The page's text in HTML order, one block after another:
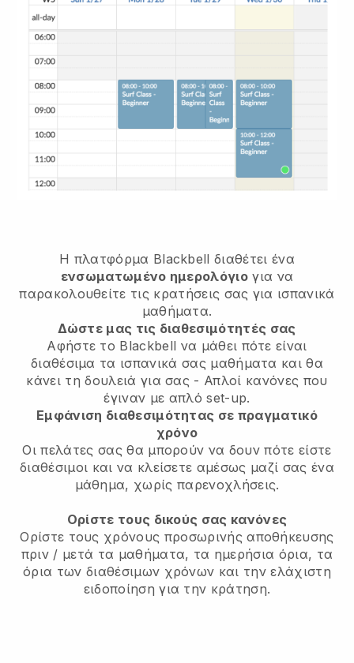
Η πλατφόρμα Blackbell διαθέτει ένα
ενσωματωμένο ημερολόγιο για να
παρακολουθείτε τις κρατήσεις σας για ισπανικά
μαθήματα.
Δώστε μας τις διαθεσιμότητές σας
Αφήστε το Blackbell να μάθει πότε είναι
διαθέσιμα τα ισπανικά σας μαθήματα και θα
κάνει τη δουλειά για σας - Απλοί κανόνες που
έγιναν με απλό set-up.
Εμφάνιση διαθεσιμότητας σε πραγματικό
χρόνο
Οι πελάτες σας θα μπορούν να δουν πότε είστε
διαθέσιμοι και να κλείσετε αμέσως μαζί σας ένα
μάθημα, χωρίς παρενοχλήσεις.
Ορίστε τους δικούς σας κανόνες
Ορίστε τους χρόνους προσωρινής αποθήκευσης
πριν / μετά τα μαθήματα, τα ημερήσια όρια, τα
όρια των διαθέσιμων χρόνων και την ελάχιστη
ειδοποίηση για την κράτηση.